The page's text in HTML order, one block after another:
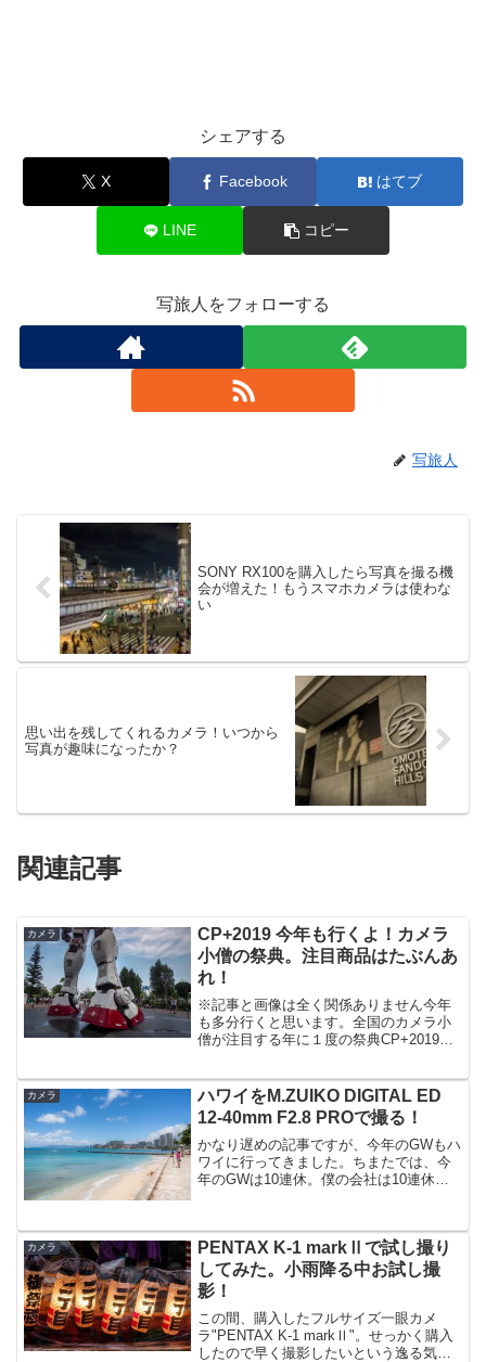
シェアする
X Facebook はてブ
LINE コピー
写旅人をフォローする
写旅人
SONY RX100を購入したら写真を撮る機
会が増えた！もうスマホカメラは使わな
い
思い出を残してくれるカメラ！いつから
写真が趣味になったか？
関連記事
カメラ
CP+2019 今年も行くよ！カメラ
小僧の祭典。注目商品はたぶんあ
れ！
※記事と画像は全く関係ありません今年
も多分行くと思います。全国のカメラ小
僧が注目する年に１度の祭典CP+2019。
時期に開催されます。開催日：2019年2月
28日...
カメラ
ハワイをM.ZUIKO DIGITAL ED
12-40mm F2.8 PROで撮る！
かなり遅めの記事ですが、今年のGWもハ
ワイに行ってきました。ちまたでは、今
年のGWは10連休。僕の会社は10連休で
か迷いに迷い、最後はもうこれでいいや
って感じでエ...
カメラ
PENTAX K-1 markⅡで試し撮り
してみた。小雨降る中お試し撮
影！
この間、購入したフルサイズ一眼カメ
ラ"PENTAX K-1 markⅡ"。せっかく購入
したので早く撮影したいという逸る気持